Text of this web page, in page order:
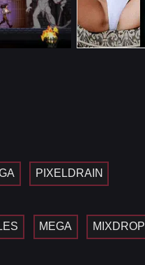
PIXELDRAIN
MEGA MIXDROP